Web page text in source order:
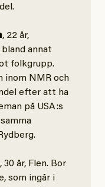
, 22 år,
annat
folkgrupp.
inom NMR och
efter att ha
på USA:s
, 30 år, Flen. Bor
som ingår i